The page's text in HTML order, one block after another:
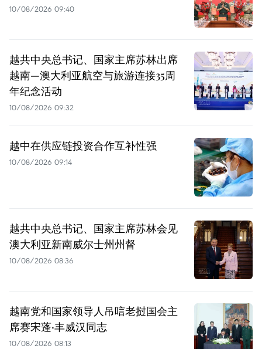
10/08/2026 09:40
越共中央总书记、国家主席苏林出席
越南—澳大利亚航空与旅游连接35周
年纪念活动
10/08/2026 09:32
越中在供应链投资合作互补性强
10/08/2026 09:14
越共中央总书记、国家主席苏林会见
澳大利亚新南威尔士州州督
10/08/2026 08:36
越南党和国家领导人吊唁老挝国会主
席赛宋蓬·丰威汉同志
10/08/2026 08:13